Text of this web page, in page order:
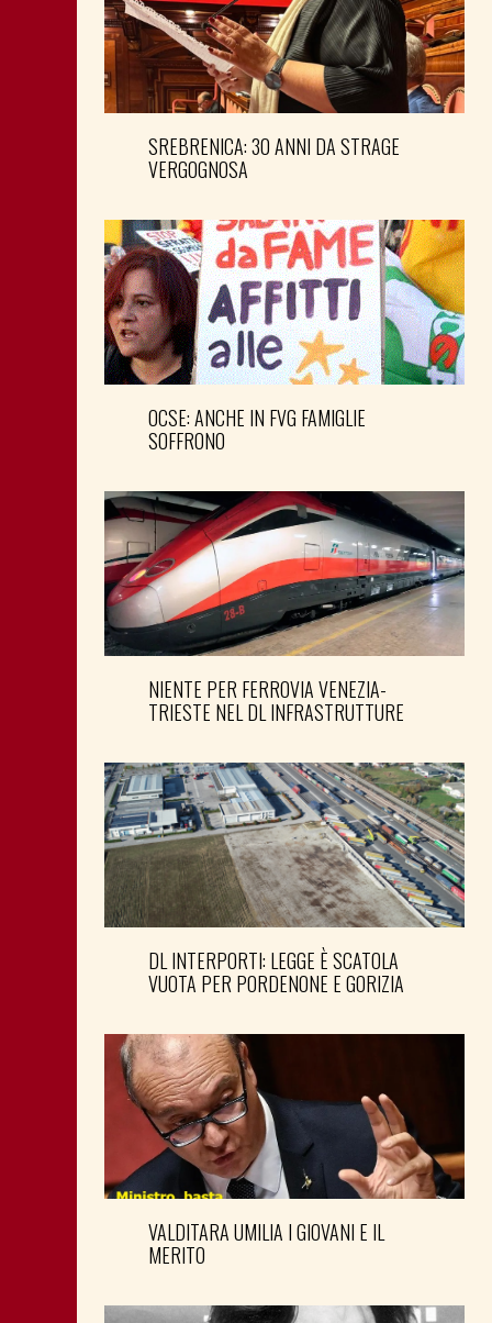
SREBRENICA: 30 ANNI DA STRAGE
VERGOGNOSA
OCSE: ANCHE IN FVG FAMIGLIE
SOFFRONO
NIENTE PER FERROVIA VENEZIA-
TRIESTE NEL DL INFRASTRUTTURE
DL INTERPORTI: LEGGE È SCATOLA
VUOTA PER PORDENONE E GORIZIA
VALDITARA UMILIA I GIOVANI E IL
MERITO